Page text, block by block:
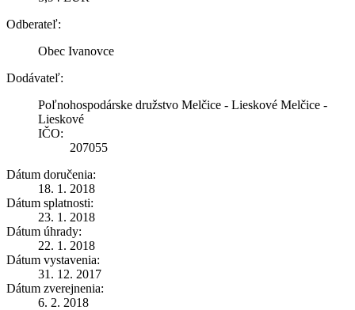
Odberateľ:
Obec Ivanovce
Dodávateľ:
Poľnohospodárske družstvo Melčice - Lieskové Melčice -
Lieskové
IČO:
207055
Dátum doručenia:
18. 1. 2018
Dátum splatnosti:
23. 1. 2018
Dátum úhrady:
22. 1. 2018
Dátum vystavenia:
31. 12. 2017
Dátum zverejnenia:
6. 2. 2018